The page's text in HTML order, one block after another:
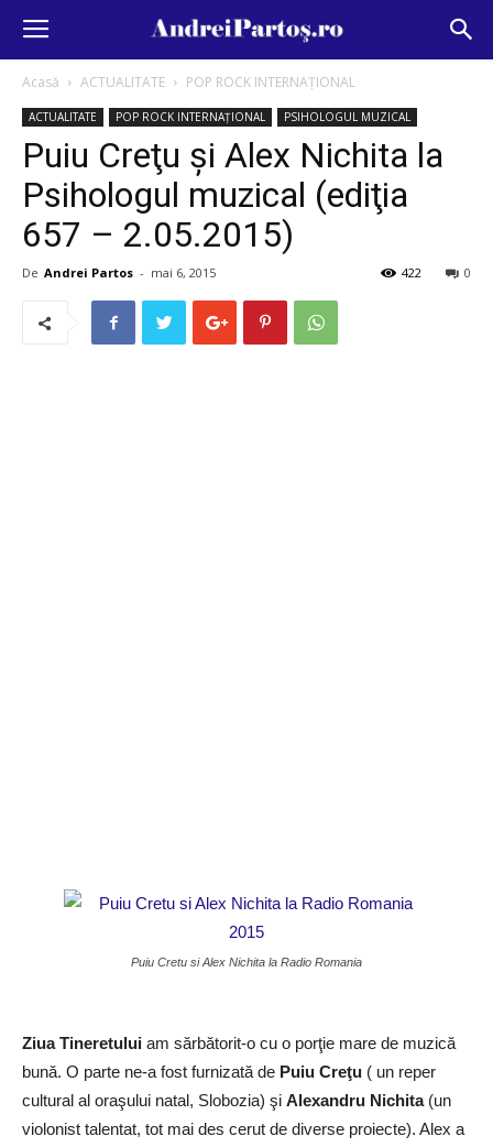
Acasă ACTUALITATE POP ROCK INTERNAȚIONAL
ACTUALITATE POP ROCK INTERNAȚIONAL PSIHOLOGUL MUZICAL
Puiu Creţu şi Alex Nichita la
Psihologul muzical (ediţia
657 – 2.05.2015)
De Andrei Partos - mai 6, 2015 0
422
Puiu Cretu si Alex Nichita la Radio Romania
Ziua Tineretului am sărbătorit-o cu o porţie mare de muzică
bună. O parte ne-a fost furnizată de Puiu Creţu ( un reper
cultural al oraşului natal, Slobozia) şi Alexandru Nichita(un
violonist talentat, tot mai des cerut de diverse proiecte). Alex a